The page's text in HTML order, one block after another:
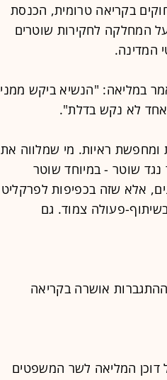
בקריאה טרומית, הכנסת
המחלקה לחקירות שוטרים
המדינה.
במליאה: "הנשיא ביקש ממני
לא נקש בדלת".
ראיות. מי שמלווה את
שוטר - במיוחד שוטר
אלא שזה בכפיפות לפרקליט
פעולה צמוד. גם
פסקת ההתגברות אושרה בקריאה
דוכן המליאה לשר המשפטים